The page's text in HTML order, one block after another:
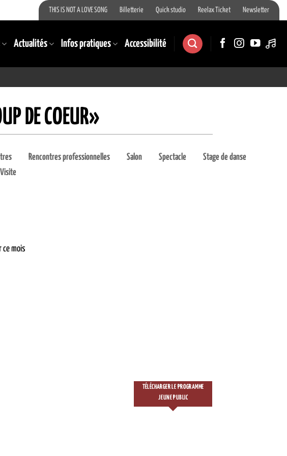
THIS IS NOT A LOVE SONG Billetterie Quick studio Reelax Ticket Newsletter
Actualités Infos pratiques Accessibilité
DE COEUR»
Rencontres professionnelles Salon Spectacle
Stage de danse
Visite
ce mois
TÉLÉCHARGER LE PROGRAMME
JEUNE PUBLIC